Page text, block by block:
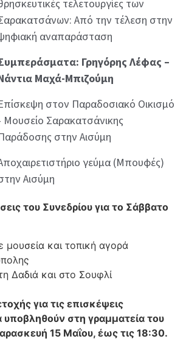
τελετουργίες των
Από την τέλεση στην
αναπαράσταση
Γρηγόρης Λέφας –
Μαχά-Μπιζούμη
στον Παραδοσιακό Οικισμό
Μουσείο Σαρακατσάνικης
στην Αισύμη
γεύμα (Μπουφές)
Αισύμη
του Συνεδρίου για το Σάββατο
μουσεία και τοπική αγορά
Δαδιά και στο Σουφλί
για τις επισκέψεις
στη γραμματεία του
15 Μαΐου, έως τις 18:30.